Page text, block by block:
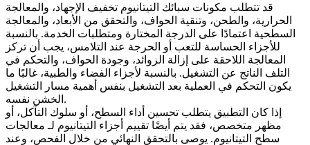
قد تتطلب مكونات سبائك التيتانيوم تخفيف الإجهاد، والمعالجة
الحرارية، والطحن، وتنقية الحواف، والتحقق من الأبعاد، والمعالجة
السطحية اعتمادًا على الدرجة المختارة ومتطلبات الخدمة. بالنسبة
للأجزاء الحساسة للتعب أو الحرجة عند التلامس، يجب أن تركز
المعالجة اللاحقة على إزالة الزوائد، وجودة الحواف، والتحكم في
التلف الناتج عن التشغيل. بالنسبة لأجزاء الفضاء والطبية، غالبًا ما
يكون التحكم في العملية بعد التشغيل بنفس أهمية مسار التشغيل
الخشن نفسه.
إذا كان التطبيق يتطلب تحسين أداء السطح، أو سلوك التآكل، أو
مظهر متخصص، فقد يتم أيضًا تقييم أجزاء التيتانيوم لـ معالجات
سطح التيتانيوم. يوصى بالتحقق النهائي من خلال الفحص، وعند